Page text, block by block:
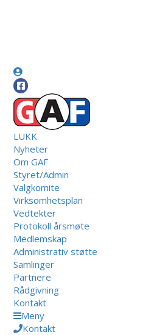
LUKK
Nyheter
Om GAF
Styret/Admin
Valgkomite
Virksomhetsplan
Vedtekter
Protokoll årsmøte
Medlemskap
Administrativ støtte
Samlinger
Partnere
Rådgivning
Kontakt
Meny
Kontakt